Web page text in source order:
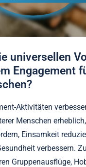
universellen
Engagement
Aktivitäten
Menschen
Einsamkeit
verbessern.
Gruppenausflüge,